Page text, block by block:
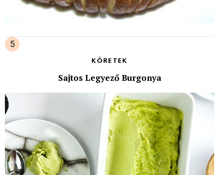
KÖRETEK
Sajtos Legyező Burgonya